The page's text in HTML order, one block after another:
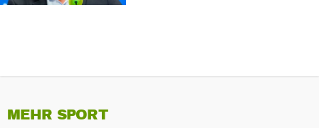
MEHR SPORT